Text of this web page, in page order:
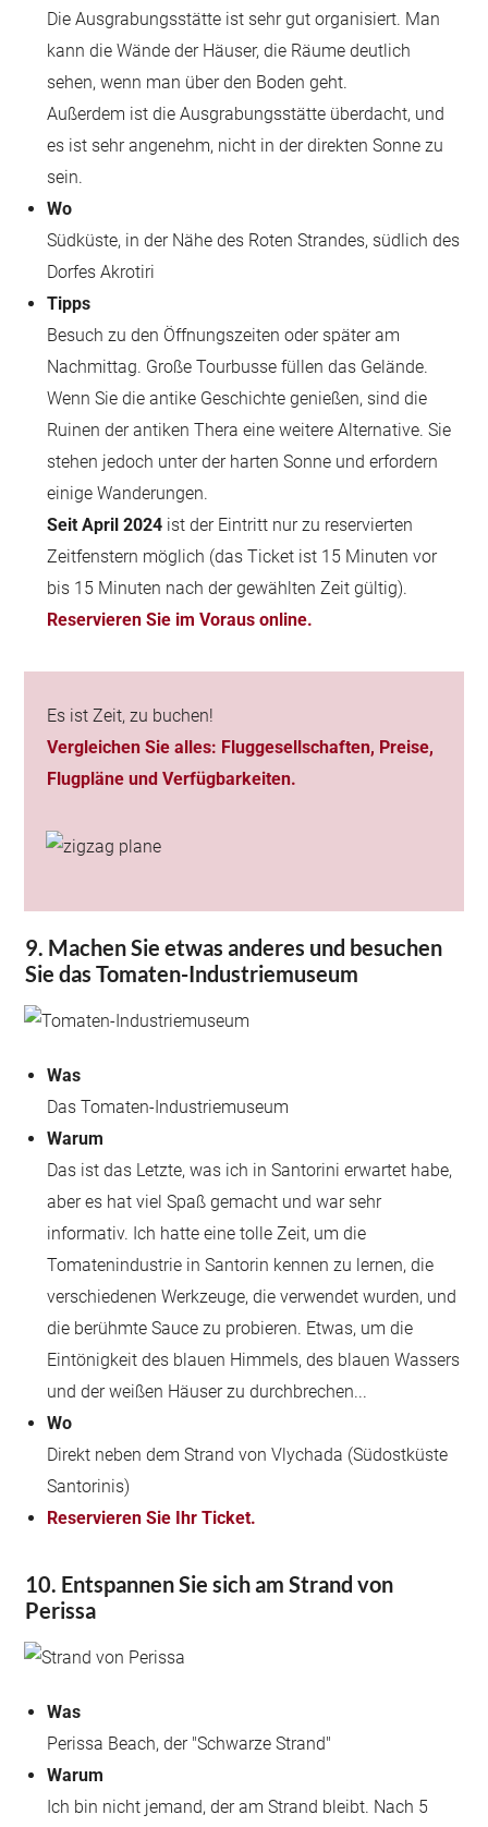
Die Ausgrabungsstätte ist sehr gut organisiert. Man
kann die Wände der Häuser, die Räume deutlich
sehen, wenn man über den Boden geht.
Außerdem ist die Ausgrabungsstätte überdacht, und
es ist sehr angenehm, nicht in der direkten Sonne zu
sein.
Wo
Südküste, in der Nähe des Roten Strandes, südlich des
Dorfes Akrotiri
Tipps
Besuch zu den Öffnungszeiten oder später am
Nachmittag. Große Tourbusse füllen das Gelände.
Wenn Sie die antike Geschichte genießen, sind die
Ruinen der antiken Thera eine weitere Alternative. Sie
stehen jedoch unter der harten Sonne und erfordern
einige Wanderungen.
Seit April 2024 ist der Eintritt nur zu reservierten
Zeitfenstern möglich (das Ticket ist 15 Minuten vor
bis 15 Minuten nach der gewählten Zeit gültig).
Reservieren Sie im Voraus online.
Es ist Zeit, zu buchen!
Vergleichen Sie alles: Fluggesellschaften, Preise,
Flugpläne und Verfügbarkeiten.
9. Machen Sie etwas anderes und besuchen
Sie das Tomaten-Industriemuseum
Was
Das Tomaten-Industriemuseum
Warum
Das ist das Letzte, was ich in Santorini erwartet habe,
aber es hat viel Spaß gemacht und war sehr
informativ. Ich hatte eine tolle Zeit, um die
Tomatenindustrie in Santorin kennen zu lernen, die
verschiedenen Werkzeuge, die verwendet wurden, und
die berühmte Sauce zu probieren. Etwas, um die
Eintönigkeit des blauen Himmels, des blauen Wassers
und der weißen Häuser zu durchbrechen...
Wo
Direkt neben dem Strand von Vlychada (Südostküste
Santorinis)
Reservieren Sie Ihr Ticket.
10. Entspannen Sie sich am Strand von
Perissa
Was
Perissa Beach, der "Schwarze Strand"
Warum
Ich bin nicht jemand, der am Strand bleibt. Nach 5